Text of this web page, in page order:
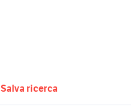
Salva ricerca